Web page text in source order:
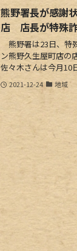
熊野署長が感謝
店 店長が特殊
熊野署は23日、特
ン熊野久生屋町店
佐々木さんは今月10
2021-12-24 地域